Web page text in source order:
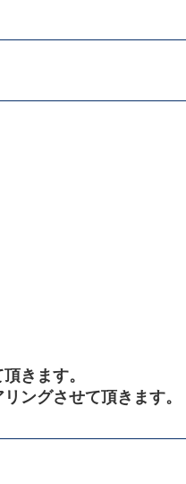
きます。
ングさせて頂きます。